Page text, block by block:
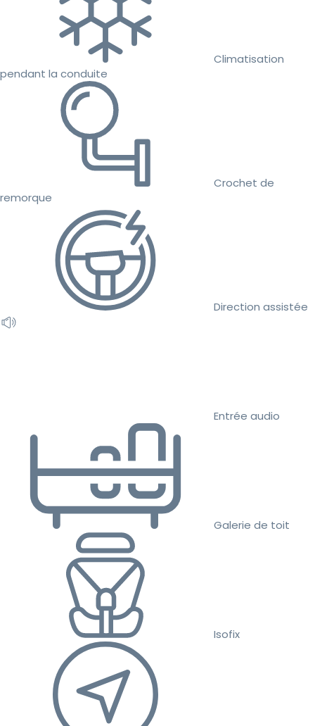
Climatisation
pendant la conduite
Crochet de
remorque
Direction assistée
Entrée audio
Galerie de toit
Isofix